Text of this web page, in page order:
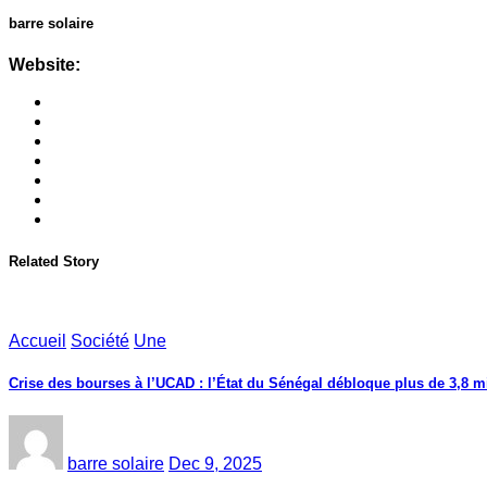
barre solaire
Website:
Related Story
Accueil Société Une
Crise des bourses à l’UCAD : l’État du Sénégal débloque plus de 3,8
barre solaire Dec 9, 2025